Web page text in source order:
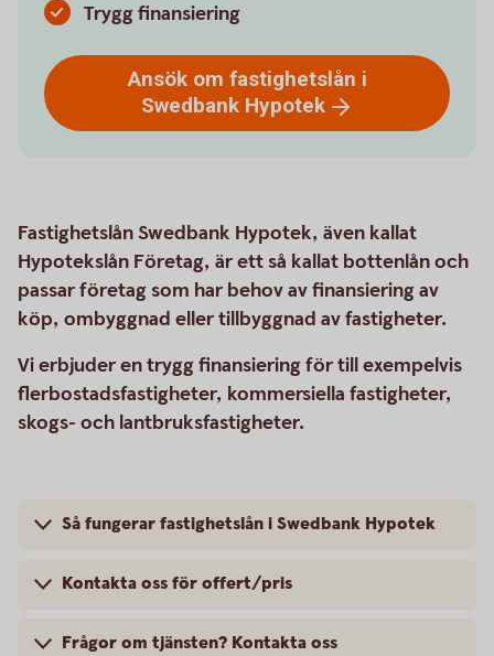
Trygg finansiering
Ansök om fastighetslån i
Swedbank Hypotek
Fastighetslån Swedbank Hypotek, även kallat
Hypotekslån Företag, är ett så kallat bottenlån och
passar företag som har behov av finansiering av
köp, ombyggnad eller tillbyggnad av fastigheter.
Vi erbjuder en trygg finansiering för till exempelvis
flerbostadsfastigheter, kommersiella fastigheter,
skogs- och lantbruksfastigheter.
Så fungerar fastighetslån i Swedbank Hypotek
Kontakta oss för offert/pris
Frågor om tjänsten? Kontakta oss